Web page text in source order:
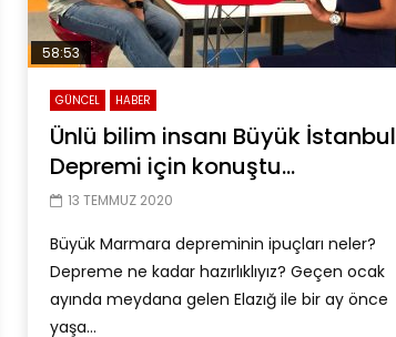
Daha sonra izle
58:53
GÜNCEL HABER
Ünlü bilim insanı Büyük İstanbul
Depremi için konuştu…
13 TEMMUZ 2020
Büyük Marmara depreminin ipuçları neler?
Depreme ne kadar hazırlıklıyız? Geçen ocak
ayında meydana gelen Elazığ ile bir ay önce
yaşa...